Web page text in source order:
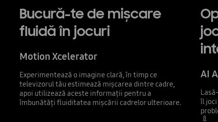
Bucură-te de mișcare
fluidă în jocuri
Motion Xcelerator
Experimentează o imagine clară, în timp ce
televizorul tău estimează mișcarea dintre cadre,
apoi utilizează aceste informații pentru a
îmbunătăți fluiditatea mișcării cadrelor ulterioare.
AI
îl
8